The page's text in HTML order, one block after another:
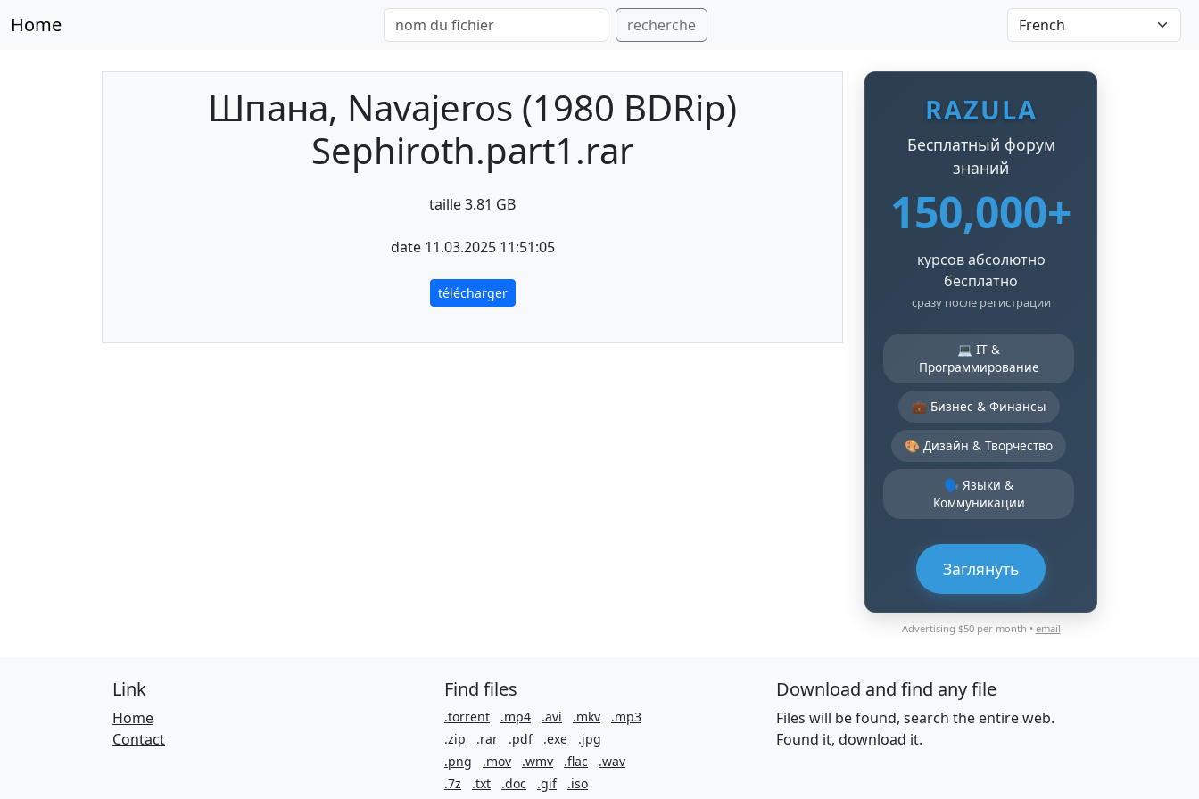
Home recherche
Шпана, Navajeros (1980 BDRip)
Sephiroth.part1.rar
taille 3.81 GB
date 11.03.2025 11:51:05
télécharger
RAZULA
Бесплатный форум
знаний
150,000+
курсов абсолютно
бесплатно
сразу после регистрации
💻 IT &
Программирование
💼 Бизнес & Финансы
🎨 Дизайн & Творчество
🗣️ Языки &
Коммуникации
Заглянуть
Advertising $50 per month • email
Link
Home
Contact
Find files
.torrent .mp4 .avi .mkv
.mp3
.zip
.rar .pdf .exe
.jpg
.png
.mov .wmv .flac
.wav
.7z
.txt .doc .gif .iso
Download and find any file
Files will be found, search the entire web.
Found it, download it.